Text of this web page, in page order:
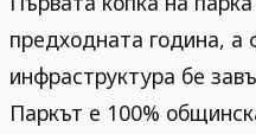
предходната година, а
инфраструктура бе
Паркът е 100%